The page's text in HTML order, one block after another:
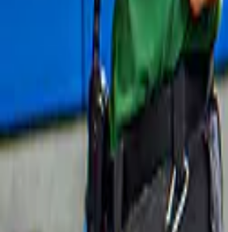
City Sightseeing: Palma de Mallorca Hop-
on hop-off bustours
Hop on, hop off-tours in Mallorca
vanaf
€ 27
Slide 1 of 1, Hop-on hop-off bus near Palma
Cathedral in Palma de Mallorca.